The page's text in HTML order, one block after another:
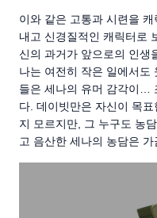
이와 같은 고통과 시련을
내고 신경질적인 캐릭터로
신의 과거가 앞으로의 인생
나는 여전히 작은 일에서도
들은 세나의 유머 감각이…
다. 데이빗만은 자신이 목
지 모르지만, 그 누구도 농
고 음산한 세나의 농담은